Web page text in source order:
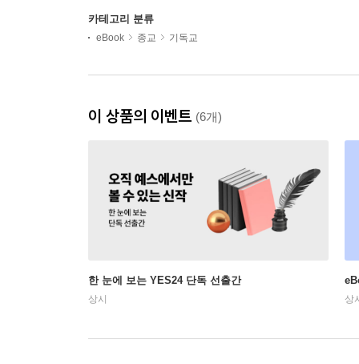
카테고리 분류
eBook 종교 기독교
이 상품의 이벤트 (6개)
한 눈에 보는 YES24 단독 선출간
상시 상